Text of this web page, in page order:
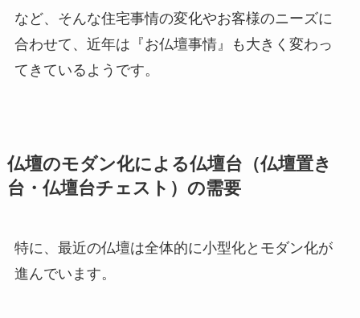
など、そんな住宅事情の変化やお客様のニーズに
合わせて、近年は『お仏壇事情』も大きく変わっ
てきているようです。
仏壇のモダン化による仏壇台（仏壇置き
台・仏壇台チェスト）の需要
特に、最近の仏壇は全体的に小型化とモダン化が
進んでいます。